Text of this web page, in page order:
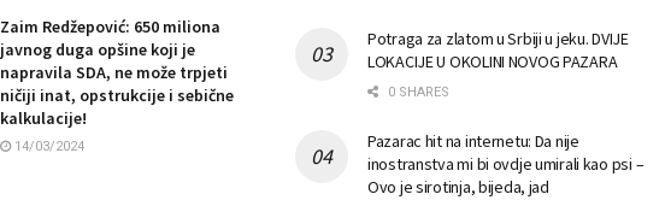
Zaim Redžepović: 650 miliona
javnog duga opšine koji je
napravila SDA, ne može trpjeti
ničiji inat, opstrukcije i sebične
kalkulacije!
14/03/2024
Potraga za zlatom u Srbiji u jeku. DVIJE
LOKACIJE U OKOLINI NOVOG PAZARA
0 SHARES
Pazarac hit na internetu: Da nije
inostranstva mi bi ovdje umirali kao psi –
Ovo je sirotinja, bijeda, jad